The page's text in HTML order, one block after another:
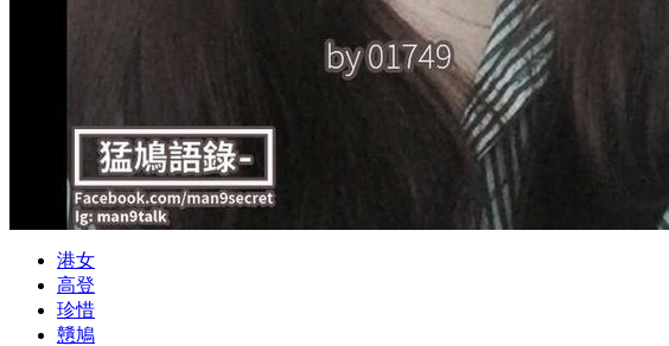
港女
高登
珍惜
戇鳩